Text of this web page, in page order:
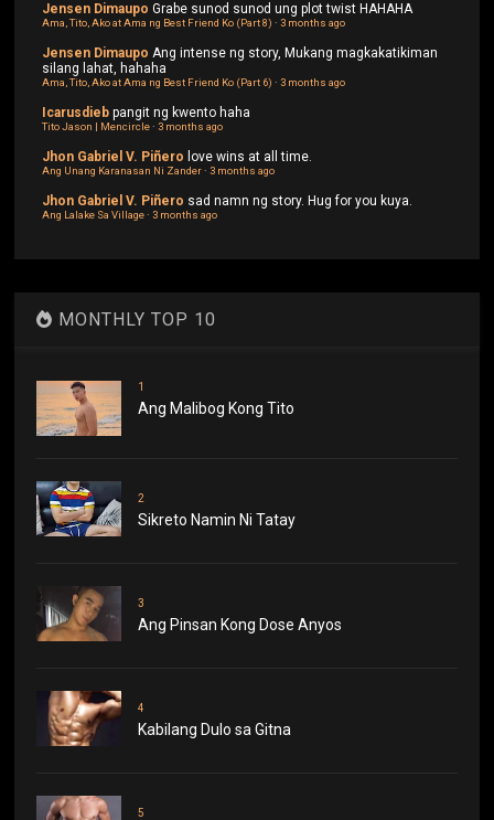
Jensen Dimaupo Grabe sunod sunod ung plot twist HAHAHA
Ama, Tito, Ako at Ama ng Best Friend Ko (Part 8) ·3 months ago
Jensen Dimaupo Ang intense ng story, Mukang magkakatikiman
silang lahat, hahaha
Ama, Tito, Ako at Ama ng Best Friend Ko (Part 6) ·3 months ago
Icarusdieb pangit ng kwento haha
Tito Jason | Mencircle·3 months ago
Jhon Gabriel V. Piñero love wins at all time.
Ang Unang Karanasan Ni Zander·3 months ago
Jhon Gabriel V. Piñero sad namn ng story. Hug for you kuya.
Ang Lalake Sa Village·3 months ago
MONTHLY TOP 10
1
Ang Malibog Kong Tito
2
Sikreto Namin Ni Tatay
3
Ang Pinsan Kong Dose Anyos
4
Kabilang Dulo sa Gitna
5